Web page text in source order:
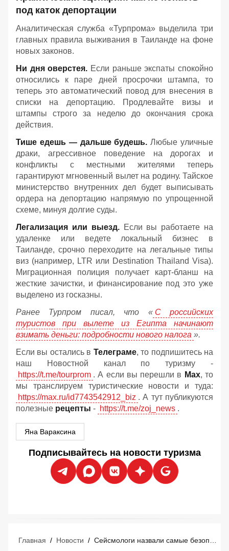
под каток депортации
Аналитическая служба «Турпрома» выделила три
главных правила выживания в Таиланде на фоне
новых законов.
Ни дня оверстея. Если раньше экспаты спокойно
относились к паре дней просрочки штампа, то
теперь это автоматический повод для внесения в
списки на депортацию. Продлевайте визы и
штампы строго за неделю до окончания срока
действия.
Тише едешь — дальше будешь. Любые уличные
драки, агрессивное поведение на дорогах и
конфликты с местными жителями теперь
гарантируют мгновенный вылет на родину. Тайское
министерство внутренних дел будет выписывать
ордера на депортацию напрямую по упрощенной
схеме, минуя долгие суды.
Легализация или выезд.Если вы работаете на
удаленке или ведете локальный бизнес в
Таиланде, срочно переходите на легальные типы
виз (например, LTR или Destination Thailand Visa).
Миграционная полиция получает карт-бланш на
жесткие зачистки, и финансирование под это уже
выделено из госказны.
Ранее Турпром писал, что « С российских
туристов при вылете из Египта начинают
взимать деньги: подробности нового налога ».
Если вы остались в Телеграме, то подпишитесь на
наш Новостной канал по туризму -
https://t.me/tourprom . А если вы перешли в Мах, то
мы транслируем туристические новости и туда:
https://max.ru/id7743542912_biz . А тут публикуются
полезные рецепты - https://t.me/zoj_news .
Яна Вараксина
Подписывайтесь на новости туризма
Главная / Новости / Сейсмологи назвали самые безопасные и опасные курорты в Турции